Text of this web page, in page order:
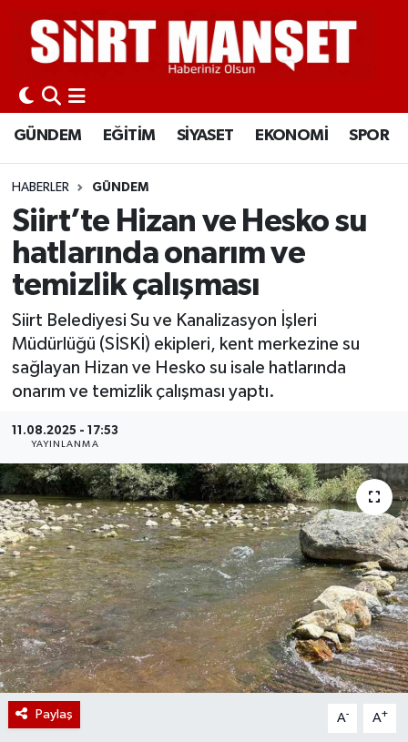
GÜNDEM EĞİTİM SİYASET EKONOMİ SPOR
HABERLER GÜNDEM
Siirt’te Hizan ve Hesko su
hatlarında onarım ve
temizlik çalışması
Siirt Belediyesi Su ve Kanalizasyon İşleri
Müdürlüğü (SİSKİ) ekipleri, kent merkezine su
sağlayan Hizan ve Hesko su isale hatlarında
onarım ve temizlik çalışması yaptı.
11.08.2025 - 17:53
YAYINLANMA
Paylaş A- A+
GÜNDEM
EĞİTİM
SİYASET
EKONOMİ
SPOR
KÜLTÜR-SANAT
SAĞLIK-YAŞAM
Siirt Nöbetçi Eczaneler
Siirt Hava Durumu
Siirt Namaz Vakitleri
Siirt Trafik Yoğunluk Haritası
Süper Lig Puan Durumu ve Fikstür
Tüm Manşetler
Son Dakika Haberleri
Haber Arşivi